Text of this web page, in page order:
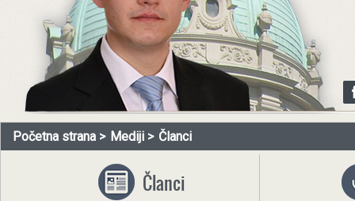
Početna strana Mediji Članci
Članci